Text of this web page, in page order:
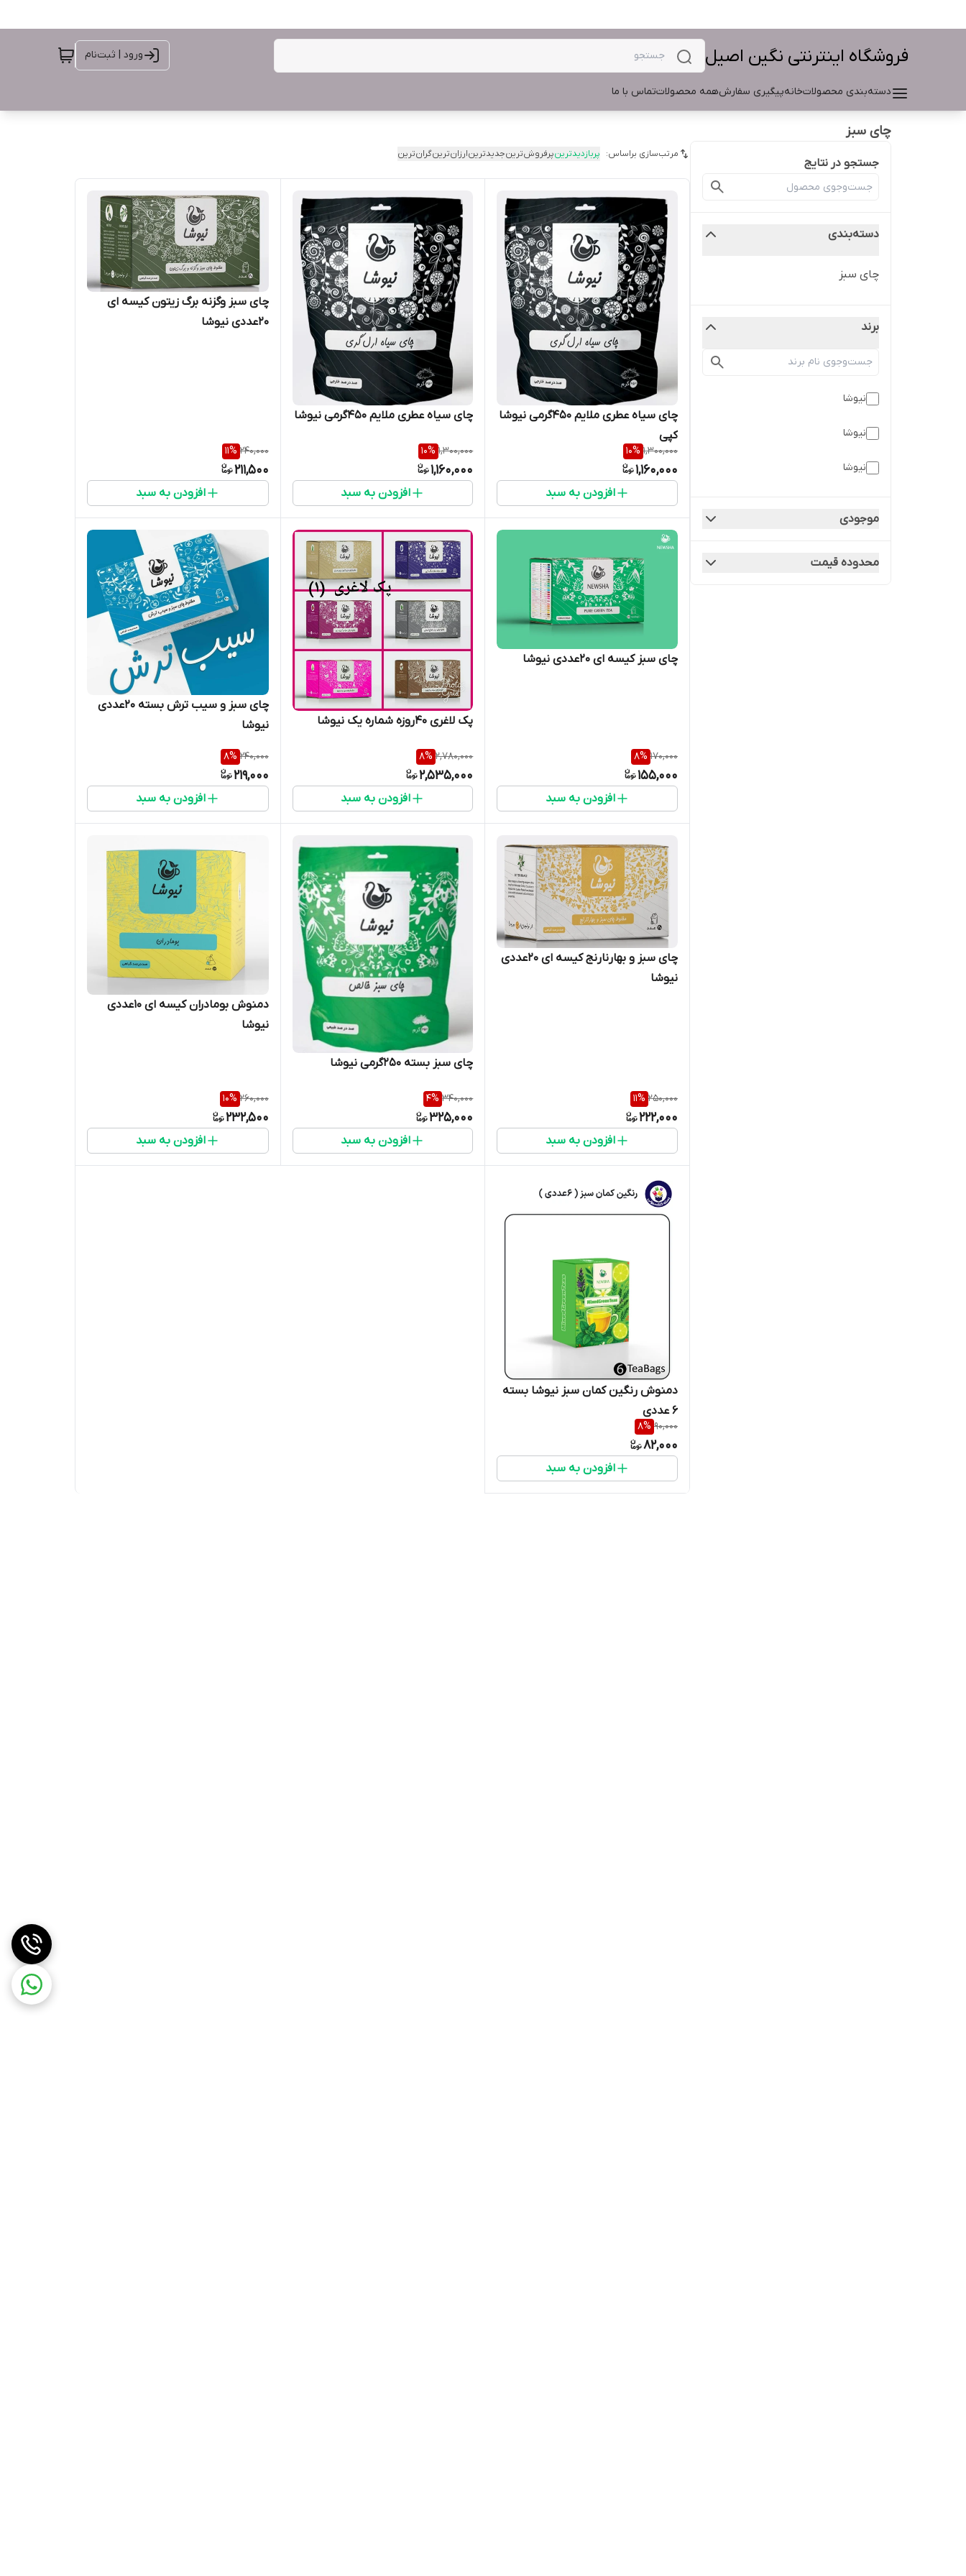
فروشگاه اینترنتی نگین اصیل ورود | ثبت‌نام
دسته‌بندی محصولاتخانهپیگیری سفارشهمه محصولاتتماس با ما
چای سبز
جستجو در نتایج
دسته‌بندی
چای سبز
برند
نیوشا
نیوشا
نیوشا
موجودی
محدوده قیمت
مرتب‌سازی براساس: پربازدیدترینپرفروش‌ترینجدیدترینارزان‌ترینگران‌ترین
چای سیاه عطری ملایم 450گرمی نیوشا
کپی
1,300,000
10%
1,160,000
افزودن به سبد
چای سیاه عطری ملایم 450گرمی نیوشا
1,300,000
10%
1,160,000
افزودن به سبد
چای سبز وگزنه برگ زیتون کیسه ای
20عددی نیوشا
240,000
11%
211,500
افزودن به سبد
چای سبز کیسه ای 20عددی نیوشا
170,000
8%
155,000
افزودن به سبد
پک لاغری 40روزه شماره یک نیوشا
2,780,000
8%
2,535,000
افزودن به سبد
چای سبز و سیب ترش بسته 20عددی
نیوشا
240,000
8%
219,000
افزودن به سبد
چای سبز و بهارنارنج کیسه ای 20عددی
نیوشا
250,000
11%
222,000
افزودن به سبد
چای سبز بسته ۲۵۰گرمی نیوشا
340,000
4%
325,000
افزودن به سبد
دمنوش بومادران کیسه ای ۱۰عددی
نیوشا
260,000
10%
232,500
افزودن به سبد
دمنوش رنگین کمان سبز نیوشا بسته
۶ عددی
90,000
8%
82,000
افزودن به سبد